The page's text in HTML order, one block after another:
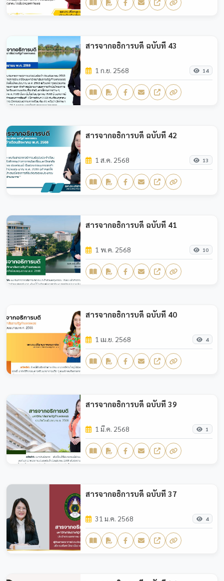
สารจากอธิการบดี ฉบับที่ 43
1 ก.ย. 2568 14
สารจากอธิการบดี ฉบับที่ 42
1 ส.ค. 2568 13
สารจากอธิการบดี ฉบับที่ 41
1 พ.ค. 2568 10
สารจากอธิการบดี ฉบับที่ 40
1 เม.ย. 2568 4
สารจากอธิการบดี ฉบับที่ 39
1 มี.ค. 2568 1
สารจากอธิการบดี ฉบับที่ 37
31 ม.ค. 2568 4